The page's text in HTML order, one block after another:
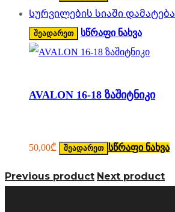
Სურვილების სიაში დამატება
შეადარეთ სწრაფი ნახვა
AVALON 16-18 ზაშიტნიკი
50,00₾ შეადარეთ სწრაფი ნახვა
Previous product Next product